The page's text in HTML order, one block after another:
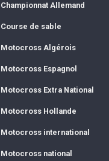
Championnat Allemand
Course de sable
Motocross Algérois
Motocross Espagnol
Motocross Extra National
Motocross Hollande
Motocross international
Motocross national